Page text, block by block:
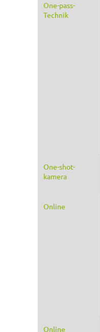
One-pass-
Technik
One-shot-
kamera
Online
Online